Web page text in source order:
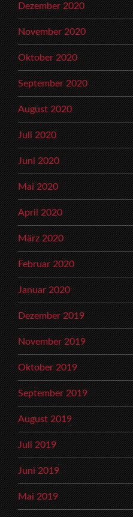
Dezember 2020
November 2020
Oktober 2020
September 2020
August 2020
Juli 2020
Juni 2020
Mai 2020
April 2020
März 2020
Februar 2020
Januar 2020
Dezember 2019
November 2019
Oktober 2019
September 2019
August 2019
Juli 2019
Juni 2019
Mai 2019